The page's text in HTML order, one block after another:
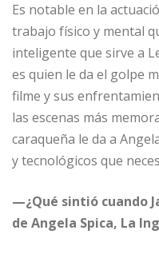
Es notable en la
trabajo físico y mental
inteligente que sirve a
es quien le da el golpe
filme y sus
las escenas más
caraqueña le da a
y tecnológicos que
—¿Qué sintió cuando
de Angela Spica, La